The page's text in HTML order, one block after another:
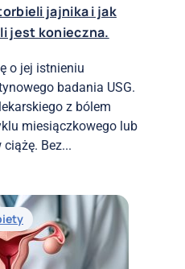
jajnika i jak
jest konieczna.
o jej istnieniu
badania USG.
z bólem
miesiączkowego lub
Bez...